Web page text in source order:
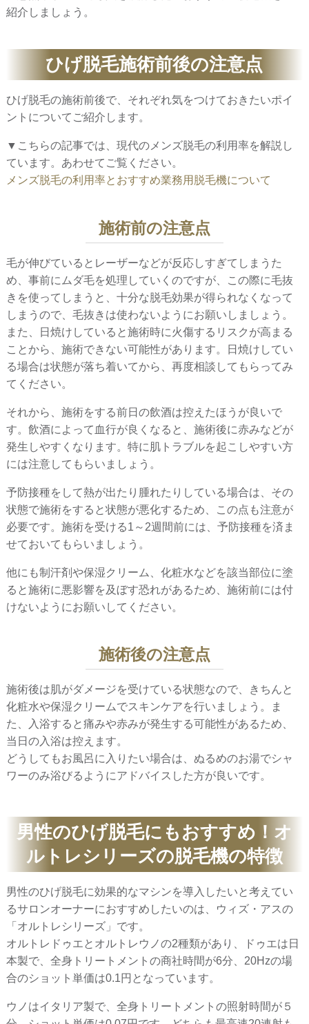
紹介しましょう。
ひげ脱毛施術前後の注意点
ひげ脱毛の施術前後で、それぞれ気をつけておきたいポイ
ントについてご紹介します。
▼こちらの記事では、現代のメンズ脱毛の利用率を解説し
ています。あわせてご覧ください。
メンズ脱毛の利用率とおすすめ業務用脱毛機について
施術前の注意点
毛が伸びているとレーザーなどが反応しすぎてしまうた
め、事前にムダ毛を処理していくのですが、この際に毛抜
きを使ってしまうと、十分な脱毛効果が得られなくなって
しまうので、毛抜きは使わないようにお願いしましょう。
また、日焼けしていると施術時に火傷するリスクが高まる
ことから、施術できない可能性があります。日焼けしてい
る場合は状態が落ち着いてから、再度相談してもらってみ
てください。
それから、施術をする前日の飲酒は控えたほうが良いで
す。飲酒によって血行が良くなると、施術後に赤みなどが
発生しやすくなります。特に肌トラブルを起こしやすい方
には注意してもらいましょう。
予防接種をして熱が出たり腫れたりしている場合は、その
状態で施術をすると状態が悪化するため、この点も注意が
必要です。施術を受ける1～2週間前には、予防接種を済ま
せておいてもらいましょう。
他にも制汗剤や保湿クリーム、化粧水などを該当部位に塗
ると施術に悪影響を及ぼす恐れがあるため、施術前には付
けないようにお願いしてください。
施術後の注意点
施術後は肌がダメージを受けている状態なので、きちんと
化粧水や保湿クリームでスキンケアを行いましょう。ま
た、入浴すると痛みや赤みが発生する可能性があるため、
当日の入浴は控えます。
どうしてもお風呂に入りたい場合は、ぬるめのお湯でシャ
ワーのみ浴びるようにアドバイスした方が良いです。
男性のひげ脱毛にもおすすめ！オ
ルトレシリーズの脱毛機の特徴
男性のひげ脱毛に効果的なマシンを導入したいと考えてい
るサロンオーナーにおすすめしたいのは、ウィズ・アスの
「オルトレシリーズ」です。
オルトレドゥエとオルトレウノの2種類があり、ドゥエは日
本製で、全身トリートメントの商社時間が6分、20Hzの場
合のショット単価は0.1円となっています。
ウノはイタリア製で、全身トリートメントの照射時間が５